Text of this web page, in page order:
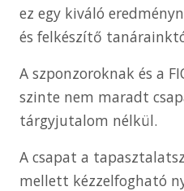
ez egy kiváló
és felkészítő
A szponzoroknak és a
szinte nem maradt
tárgyjutalom nélkül.
A csapat a
mellett kézzelfogható